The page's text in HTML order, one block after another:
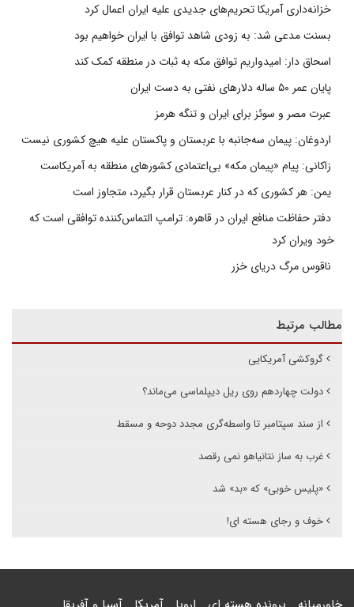
خزانه‌داری آمریکا تحریم‌های جدیدی علیه ایران اعمال کرد
بسنت مدعی شد: به زودی شاهد توافق با ایران خواهیم بود
اسحاق دار: امیدواریم توافق مکه به ثبات در منطقه کمک کند
پایان عمر ۵۰ ساله دلارهای نفتی به دست ایران
عبرت مصر و سوئز برای ایران و تنگه هرمز
اردوغان: پیمان سه‌جانبه با عربستان و پاکستان علیه هیچ کشوری نیست
زاکانی: پیام «پیمان مکه» بی‌اعتمادی کشورهای منطقه به آمریکاست
یمن: هر کشوری که در کنار عربستان قرار بگیرد، متجاوز است
دفتر حفاظت منافع ایران در قاهره: ترامپ التماس‌کننده توافقی است که
خود ویران کرد
ناقوس مرگ دریای خزر
مطالب مرتبط
گروکشی آمریکایی
دولت چهاردهم روی ریل دیپلماسی می‌ماند؟
از سند سپتامبر تا واسطه‌گری مجدد دوحه و مسقط
غرب به ساز نتانیاهو نمی رقصد
«پلیس خوبی» که «بد» شد
خوف و رجای هسته ای!